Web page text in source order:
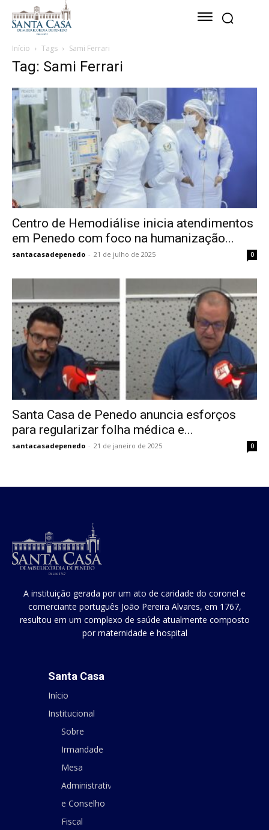
Início Tags Sami Ferrari
Tag: Sami Ferrari
Centro de Hemodiálise inicia atendimentos
em Penedo com foco na humanização...
santacasadepenedo - 21 de julho de 2025 0
Santa Casa de Penedo anuncia esforços
para regularizar folha médica e...
santacasadepenedo - 21 de janeiro de 2025 0
A instituição gerada por um ato de caridade do coronel e
comerciante português João Pereira Alvares, em 1767,
resultou em um complexo de saúde atualmente composto
por maternidade e hospital
Santa Casa
Início
Institucional
Sobre
Irmandade
Mesa
Administrativa
e Conselho
Fiscal